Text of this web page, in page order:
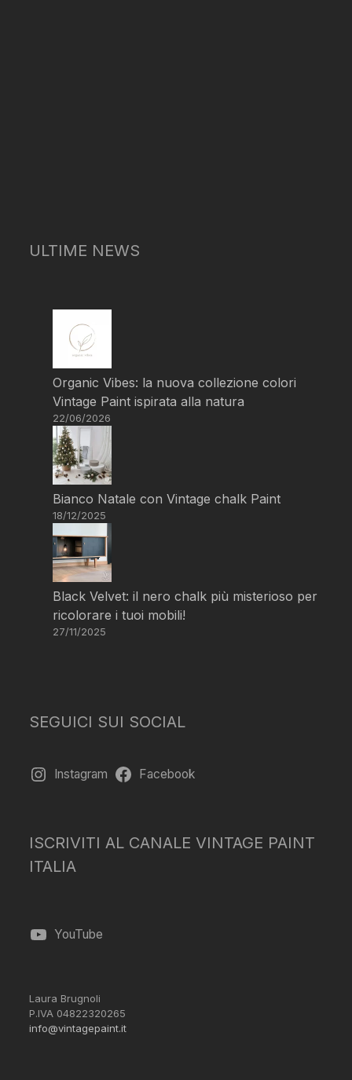
ULTIME NEWS
Organic Vibes: la nuova collezione colori
Vintage Paint ispirata alla natura
22/06/2026
Bianco Natale con Vintage chalk Paint
18/12/2025
Black Velvet: il nero chalk più misterioso per
ricolorare i tuoi mobili!
27/11/2025
SEGUICI SUI SOCIAL
Instagram Facebook
ISCRIVITI AL CANALE VINTAGE PAINT
ITALIA
YouTube
Laura Brugnoli
P.IVA 04822320265
info@vintagepaint.it